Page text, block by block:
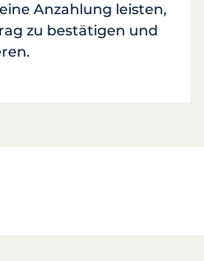
Anzahlung leisten,
zu bestätigen und